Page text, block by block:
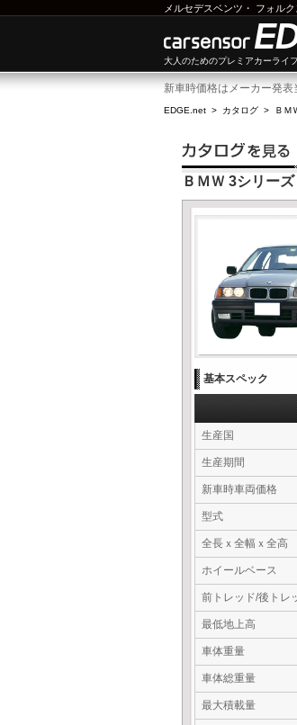
メルセデスベンツ ・ フォル
大人のためのプレミアカーライ
新車時価格はメーカー発表
EDGE.net > カタログ > ＢＭ
ＢＭＷ 3シリー
基本スペック
生産国
生産期間
新車時車両価格
型式
全長ｘ全幅ｘ全高
ホイールベース
前トレッド/後トレ
最低地上高
車体重量
車体総重量
最大積載量